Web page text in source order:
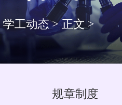
学工动态>正文>
规章制度